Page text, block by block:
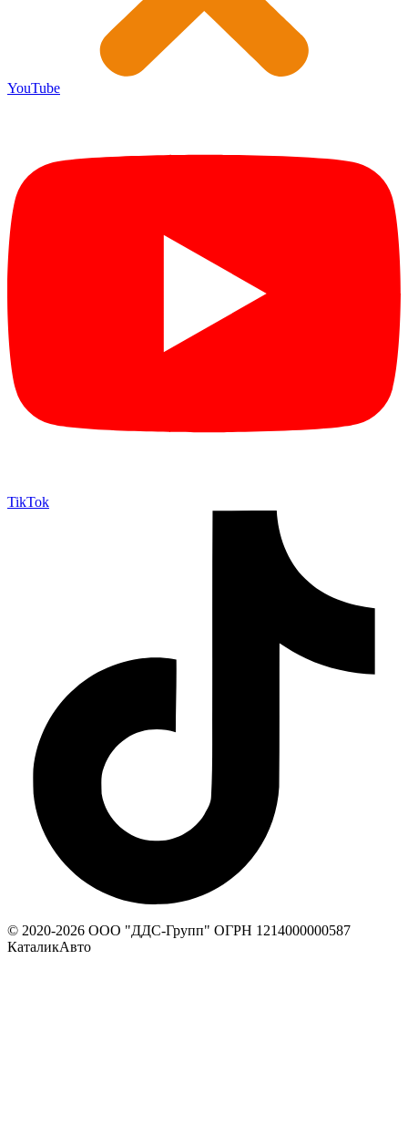
YouTube
TikTok
© 2020-2026 ООО "ДДС-Групп" ОГРН 1214000000587
КаталикАвто